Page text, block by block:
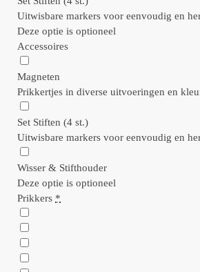
Uitwisbare markers voor eenvoudig en
Deze optie is optioneel
Accessoires
Magneten
Prikkertjes in diverse uitvoeringen en
Set Stiften (4 st.)
Uitwisbare markers voor eenvoudig en
Wisser & Stifthouder
Deze optie is optioneel
Prikkers *